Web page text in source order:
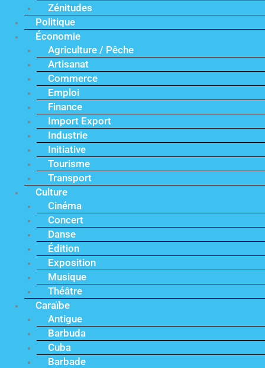
Zénitudes
Politique
Économie
Agriculture / Pêche
Artisanat
Commerce
Emploi
Finance
Import Export
Industrie
Initiative
Tourisme
Transport
Culture
Cinéma
Concert
Danse
Édition
Exposition
Musique
Théâtre
Caraïbe
Antigue
Barbuda
Cuba
Barbade